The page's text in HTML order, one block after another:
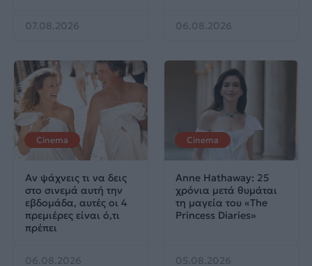
07.08.2026 06.08.2026
Cinema
Αν ψάχνεις τι να δεις
στο σινεμά αυτή την
εβδομάδα, αυτές οι 4
πρεμιέρες είναι ό,τι
πρέπει
06.08.2026
Cinema
Anne Hathaway: 25
χρόνια μετά θυμάται
τη μαγεία του «The
Princess Diaries»
05.08.2026